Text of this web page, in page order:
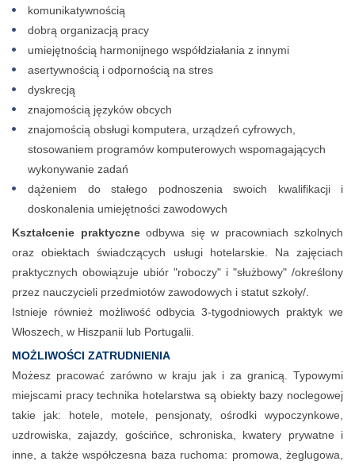
komunikatywnością
dobrą organizacją pracy
umiejętnością harmonijnego współdziałania z innymi
asertywnością i odpornością na stres
dyskrecją
znajomością języków obcych
znajomością obsługi komputera, urządzeń cyfrowych,
stosowaniem programów komputerowych wspomagających
wykonywanie zadań
dążeniem do stałego podnoszenia swoich kwalifikacji i
doskonalenia umiejętności zawodowych
Kształcenie praktyczneodbywa się w pracowniach szkolnych
oraz obiektach świadczących usługi hotelarskie. Na zajęciach
praktycznych obowiązuje ubiór "roboczy" i "służbowy" /określony
przez nauczycieli przedmiotów zawodowych i statut szkoły/.
Istnieje również możliwość odbycia 3-tygodniowych praktyk we
Włoszech, w Hiszpanii lub Portugalii.
MOŻLIWOŚCI ZATRUDNIENIA
Możesz pracować zarówno w kraju jak i za granicą. Typowymi
miejscami pracy technika hotelarstwa są obiekty bazy noclegowej
takie jak: hotele, motele, pensjonaty, ośrodki wypoczynkowe,
uzdrowiska, zajazdy, gościńce, schroniska, kwatery prywatne i
inne, a także współczesna baza ruchoma: promowa, żeglugowa,